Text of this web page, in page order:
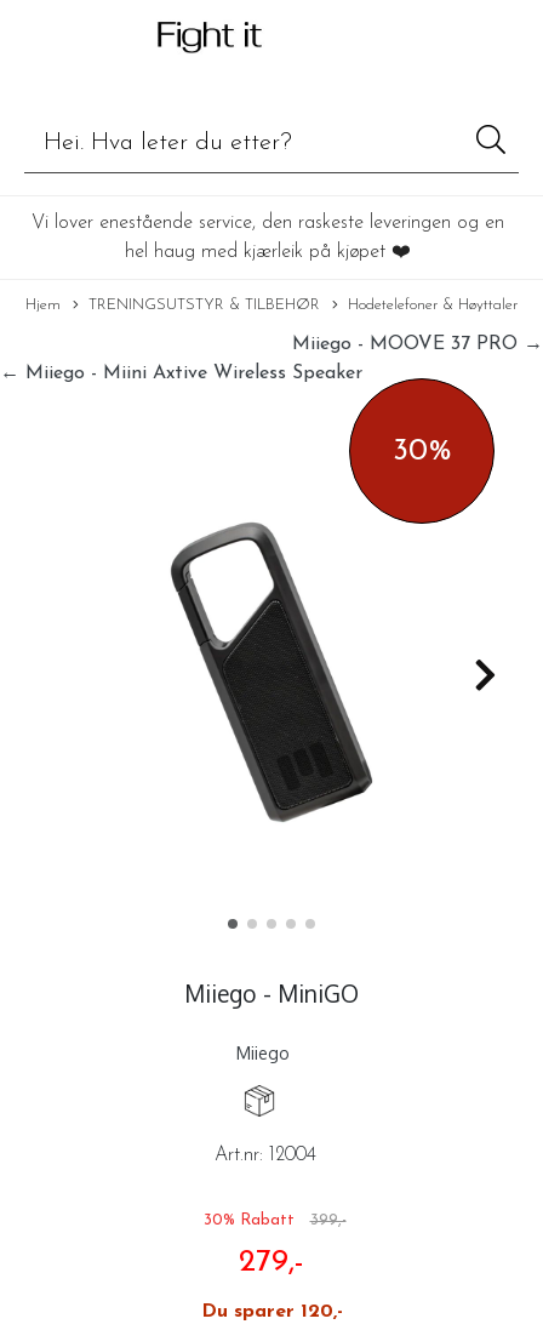
Vi lover enestående service, den raskeste leveringen og en
hel haug med kjærleik på kjøpet ❤️
Hjem TRENINGSUTSTYR & TILBEHØR Hodetelefoner & Høyttaler
30%
Miiego - MOOVE 37 PRO →
← Miiego - Miini Axtive Wireless Speaker
Miiego - MiniGO
Miiego
Art.nr: 12004
30% Rabatt 399,-
279,-
Du sparer 120,-